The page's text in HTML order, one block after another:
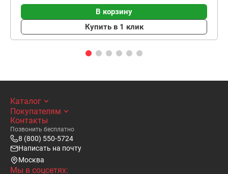
В корзину
Купить в 1 клик
Каталог
Покупателям
Контакты
Позвонить бесплатно
8 (800) 550-5724
Написать на почту
Москва
Мы в соцсетях: